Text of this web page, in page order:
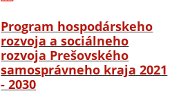
Program hospodárskeho
rozvoja a sociálneho
rozvoja Prešovského
samosprávneho kraja 2021
- 2030